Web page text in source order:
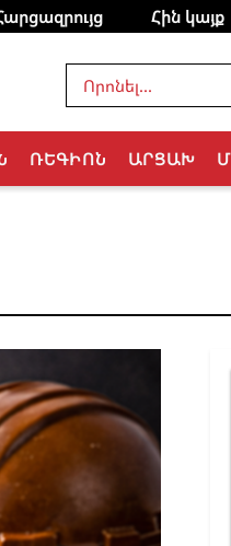
Հին կայք
ՌԵԳԻՈՆ ԱՐՑԱԽ